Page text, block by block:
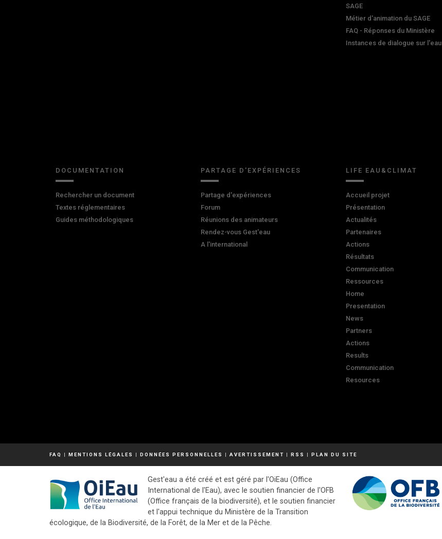
SAGE
Métier d'animation du SAGE
FAQ - Réponses du Ministère
Instances de dialogue sur l'eau
DOCUMENTATION
Rechercher un document
Textes réglementaires
Guides méthodologiques
PARTAGE D'EXPÉRIENCES
Partage d'expériences
Forum
Réunions des animateurs
Rendez-vous Gest'eau
A l'international
LIFE EAU&CLIMAT
Accueil projet
Présentation
Actualités
Partenaires
Actions
Résultats
Communication
Ressources
Home
Presentation
News
Partners
Actions
Results
Communication
Resources
FAQ | MENTIONS LÉGALES | DONNÉES PERSONNELLES | AVERTISSEMENT | RSS | PLAN DU SITE
Gest'eau a été créé et est géré par l'OiEau (Office
International de l'Eau), avec le soutien financier de l'OFB
(Office français de la biodiversité), et le soutien financier
et l'appui technique du Ministère de la Transition
écologique, de la Biodiversité, de la Forêt, de la Mer et de la Pêche.